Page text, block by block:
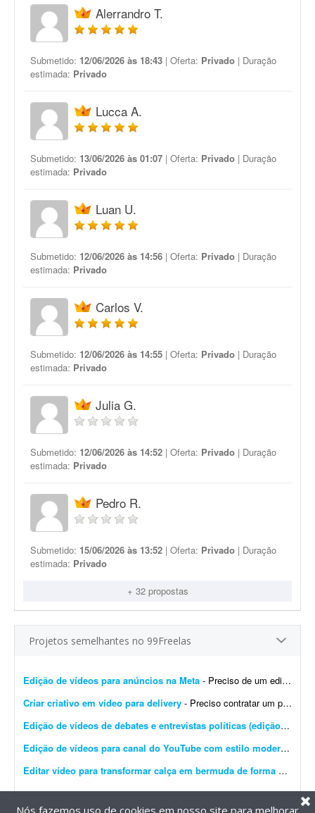
Alerrandro T.
Submetido: 12/06/2026 às 18:43 | Oferta: Privado | Duração
estimada: Privado
Lucca A.
Submetido: 13/06/2026 às 01:07 | Oferta: Privado | Duração
estimada: Privado
Luan U.
Submetido: 12/06/2026 às 14:56 | Oferta: Privado | Duração
estimada: Privado
Carlos V.
Submetido: 12/06/2026 às 14:55 | Oferta: Privado | Duração
estimada: Privado
Julia G.
Submetido: 12/06/2026 às 14:52 | Oferta: Privado | Duração
estimada: Privado
Pedro R.
Submetido: 15/06/2026 às 13:52 | Oferta: Privado | Duração
estimada: Privado
+ 32 propostas
Projetos semelhantes no 99Freelas
Edição de vídeos para anúncios na Meta - Preciso de um editor(a) com experiência na edição de criativos em vídeo voltados para anúncios na Meta. Preciso de alguém competente que entregue este proj...
Criar criativo em vídeo para delivery - Preciso contratar um profissional para editar e/ou produzir um criativo em vídeo para tráfego pago (Instagram/Facebook), focado em delivery de espetinho, marmitinhas e pão de a...
Edição de vídeos de debates e entrevistas políticas (edição simples)
Edição de vídeos para canal do YouTube com estilo moderno
Editar vídeo para transformar calça em bermuda de forma natural
Nós fazemos uso de cookies em nosso site para melhorar